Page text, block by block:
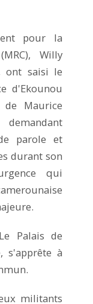
pour la
Willy
ont saisi le
d'Ekounou
Maurice
parole et
durant son
qui
Palais de
s'apprête à
militants